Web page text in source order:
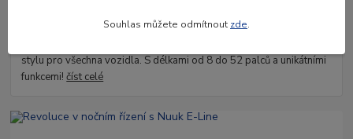
OZZ Lights - LED rampy pro osobní a off-road vozidla
stylu pro všechna vozidla. S délkami od 8 do 52 palců a unikátními
funkcemi!číst celé
Souhlas můžete odmítnout zde.